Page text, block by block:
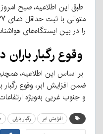
را در بین ایستگاه‌های
وقوع رگبار
بر اساس این اطلاعیه،
ضمن افزایش ابر، وقوع
و جنوب غربی به‌ویژه
افزایش ابر رگبار باران